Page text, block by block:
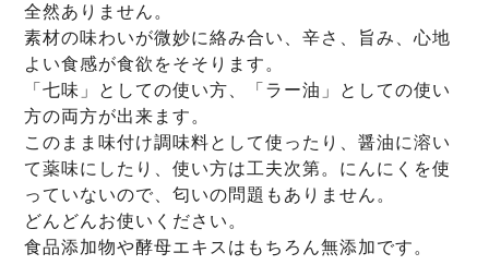
全然ありません。
素材の味わいが微妙に絡み合い、辛さ、旨み、心地
よい食感が食欲をそそります。
「七味」としての使い方、「ラー油」としての使い
方の両方が出来ます。
このまま味付け調味料として使ったり、醤油に溶い
て薬味にしたり、使い方は工夫次第。にんにくを使
っていないので、匂いの問題もありません。
どんどんお使いください。
食品添加物や酵母エキスはもちろん無添加です。